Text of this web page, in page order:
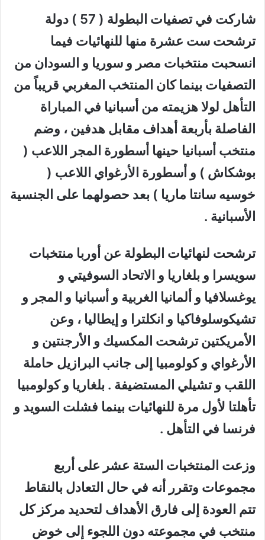
شاركت في تصفيات البطولة ( 57 ) دولة
ترشحت ست عشرة منها للنهائيات فيما
انسحبت منتخبات مصر و سوريا و السودان من
التصفيات بينما كان المنتخب المغربي قريباً من
التأهل لولا هزيمته من أسبانيا في المباراة
الفاصلة بأربعة أهداف مقابل هدفين ، وضم
منتخب أسبانيا حينها أسطورة المجر اللاعب (
بوشكاش ) و أسطورة الأرغواي اللاعب (
خوسيه سانتا ماريا ) بعد حصولهما على الجنسية
الأسبانية .
ترشحت لنهائيات البطولة عن أوربا منتخبات
سويسرا و بلغاريا و الاتحاد السوفيتي و
يوغسلافيا و ألمانيا الغربية و أسبانيا و المجر و
تشيكوسلوفاكيا و انكلترا و إيطاليا ، وعن
الأمريكتين ترشحت المكسيك و الأرجنتين و
الأرغواي و كولومبيا إلى جانب البرازيل حاملة
اللقب و تشيلي المستضيفة . بلغاريا و كولومبيا
تأهلتا لأول مرة للنهائيات بينما فشلت السويد و
فرنسا في التأهل .
وزعت المنتخبات الستة عشر على أربع
مجموعات وتقرر أنه في حال التعادل بالنقاط
تتم العودة إلى فارق الأهداف لتحديد مركز كل
منتخب في مجموعته دون اللجوء إلى خوض